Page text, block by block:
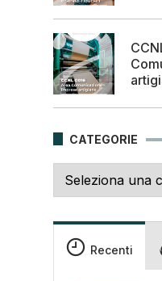
CATEGORIE
Recenti